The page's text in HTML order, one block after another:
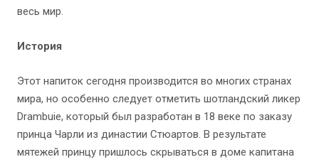
весь мир.
История
Этот напиток сегодня производится во многих странах
мира, но особенно следует отметить шотландский ликер
Drambuie, который был разработан в 18 веке по заказу
принца Чарли из династии Стюартов. В результате
мятежей принцу пришлось скрываться в доме капитана